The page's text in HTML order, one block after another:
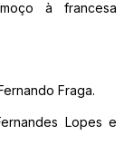
à francesa
Fraga.
Lopes e